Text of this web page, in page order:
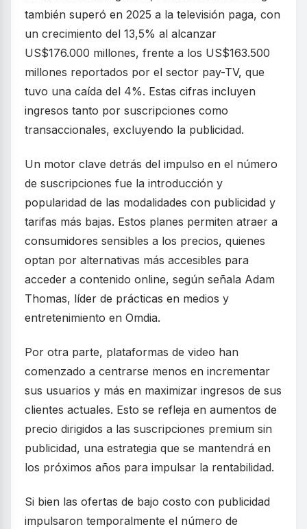
también superó en 2025 a la televisión paga, con
un crecimiento del 13,5% al alcanzar
US$176.000 millones, frente a los US$163.500
millones reportados por el sector pay-TV, que
tuvo una caída del 4%. Estas cifras incluyen
ingresos tanto por suscripciones como
transaccionales, excluyendo la publicidad.
Un motor clave detrás del impulso en el número
de suscripciones fue la introducción y
popularidad de las modalidades con publicidad y
tarifas más bajas. Estos planes permiten atraer a
consumidores sensibles a los precios, quienes
optan por alternativas más accesibles para
acceder a contenido online, según señala Adam
Thomas, líder de prácticas en medios y
entretenimiento en Omdia.
Por otra parte, plataformas de video han
comenzado a centrarse menos en incrementar
sus usuarios y más en maximizar ingresos de sus
clientes actuales. Esto se refleja en aumentos de
precio dirigidos a las suscripciones premium sin
publicidad, una estrategia que se mantendrá en
los próximos años para impulsar la rentabilidad.
Si bien las ofertas de bajo costo con publicidad
impulsaron temporalmente el número de